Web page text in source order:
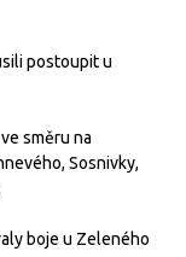
postoupit u
směru na
Sosnivky,
boje u Zeleného